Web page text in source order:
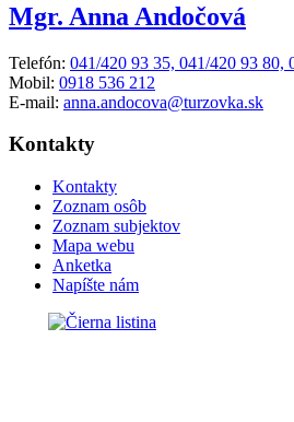
Mgr. Anna Andočová
Telefón: 041/420 93 35, 041/420 93 80,
Mobil: 0918 536 212
E-mail: anna.andocova@turzovka.sk
Kontakty
Kontakty
Zoznam osôb
Zoznam subjektov
Mapa webu
Anketka
Napíšte nám